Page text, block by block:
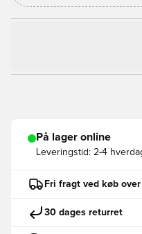
På lager online
Leveringstid: 2-4
Fri fragt ved køb
30 dages returret